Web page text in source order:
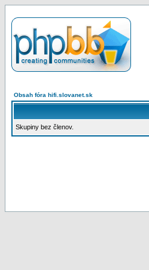
Obsah fóra hifi.slovanet.sk
Skupiny bez členov.